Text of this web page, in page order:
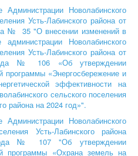
Администрации Новолабинского
Усть-Лабинского района от
№ 35 "О внесении изменений в
администрации Новолабинского
Усть-Лабинского района от
№ 106 «Об утверждении
программы «Энергосбережение и
эффективности на
сельского поселения
района на 2024 год»".
Администрации Новолабинского
Усть-Лабинского района
№ 107 "Об утверждении
программы «Охрана земель на